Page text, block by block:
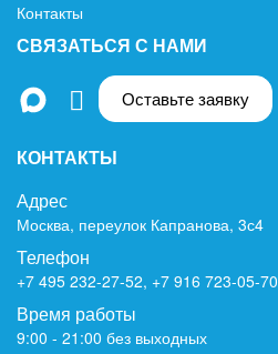
Контакты
СВЯЗАТЬСЯ С НАМИ
Оставьте заявку
КОНТАКТЫ
Адрес
Москва, переулок Капранова, 3с4
Телефон
+7 495 232-27-52, +7 916 723-05-70
Время работы
9:00 - 21:00 без выходных